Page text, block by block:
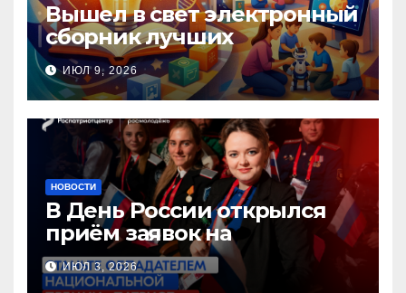
Вышел в свет электронный
сборник лучших
инновационных практик
педагогов дошкольного
образования!
ИЮЛ 9, 2026
НОВОСТИ
В День России открылся
приём заявок на
Национальную премию
«Патриот»
ИЮЛ 3, 2026